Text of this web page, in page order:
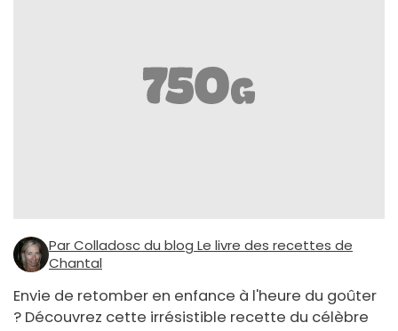
Par Colladosc du blog Le livre des recettes de
Chantal
Envie de retomber en enfance à l'heure du goûter
? Découvrez cette irrésistible recette du célèbre